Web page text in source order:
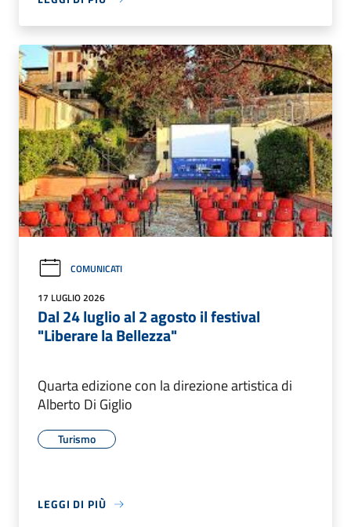
COMUNICATI
17 LUGLIO 2026
Dal 24 luglio al 2 agosto il festival
"Liberare la Bellezza"
Quarta edizione con la direzione artistica di
Alberto Di Giglio
Turismo
LEGGI DI PIÙ